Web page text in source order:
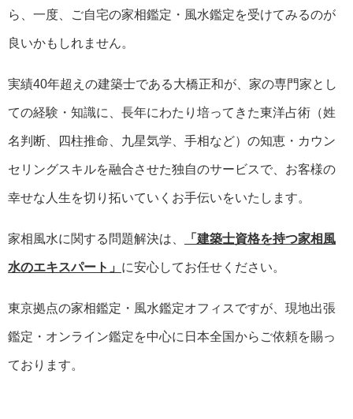
ら、一度、ご自宅の家相鑑定・風水鑑定を受けてみるのが
良いかもしれません。
実績40年超えの建築士である大橋正和が、家の専門家とし
ての経験・知識に、長年にわたり培ってきた東洋占術（姓
名判断、四柱推命、九星気学、手相など）の知恵・カウン
セリングスキルを融合させた独自のサービスで、お客様の
幸せな人生を切り拓いていくお手伝いをいたします。
家相風水に関する問題解決は、 「建築士資格を持つ家相風
水のエキスパート」 に安心してお任せください。
東京拠点の家相鑑定・風水鑑定オフィスですが、現地出張
鑑定・オンライン鑑定を中心に日本全国からご依頼を賜っ
ております。